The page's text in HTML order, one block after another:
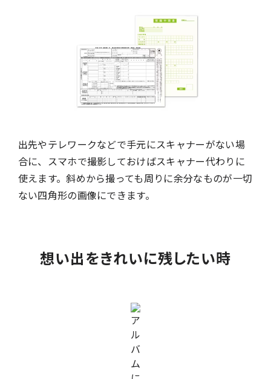
出先やテレワークなどで手元にスキャナーがない場
合に、スマホで撮影しておけばスキャナー代わりに
使えます。斜めから撮っても周りに余分なものが一切
ない四角形の画像にできます。
想い出をきれいに残したい時